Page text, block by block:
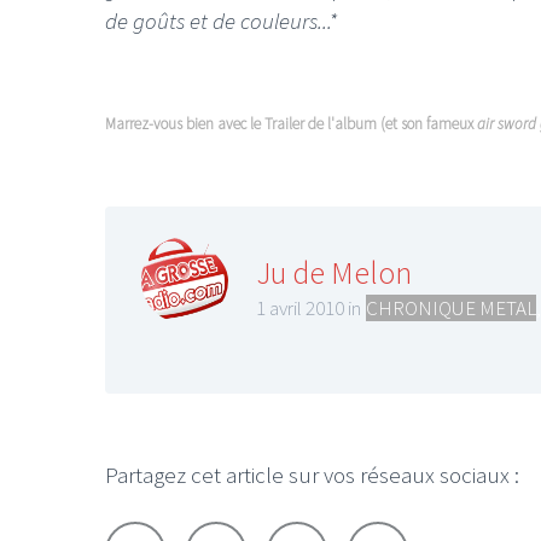
de goûts et de couleurs...*
Marrez-vous bien avec le Trailer de l'album (et son fameuxair sword
Ju de Melon
1 avril 2010 in CHRONIQUE METAL
Partagez cet article sur vos réseaux sociaux :